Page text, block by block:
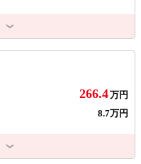
266.4万円
8.7万円